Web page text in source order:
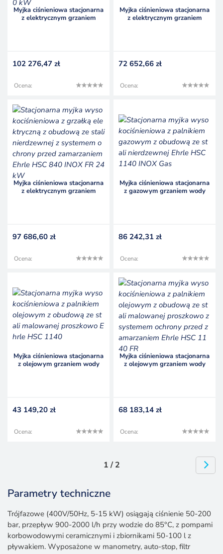
Myjka ciśnieniowa stacjonarna
z elektrycznym grzaniem
102 276,47 zł
Ocena:
Myjka ciśnieniowa stacjonarna
z elektrycznym grzaniem
72 652,66 zł
Ocena:
Myjka ciśnieniowa stacjonarna
z elektrycznym grzaniem
97 686,60 zł
Ocena:
Myjka ciśnieniowa stacjonarna
z gazowym grzaniem wody
86 242,31 zł
Ocena:
Myjka ciśnieniowa stacjonarna
z olejowym grzaniem wody
43 149,20 zł
Ocena:
Myjka ciśnieniowa stacjonarna
z olejowym grzaniem wody
68 183,14 zł
Ocena:
1 / 2
Parametry techniczne
Trójfazowe (400V/50Hz, 5-15 kW) osiągają ciśnienie 50-200
bar, przepływ 900-2000 l/h przy wodzie do 85°C, z pompami
korbowodowymi ceramicznymi i zbiornikami 50-100 l z
pływakiem. Wyposażone w manometry, auto-stop, filtr